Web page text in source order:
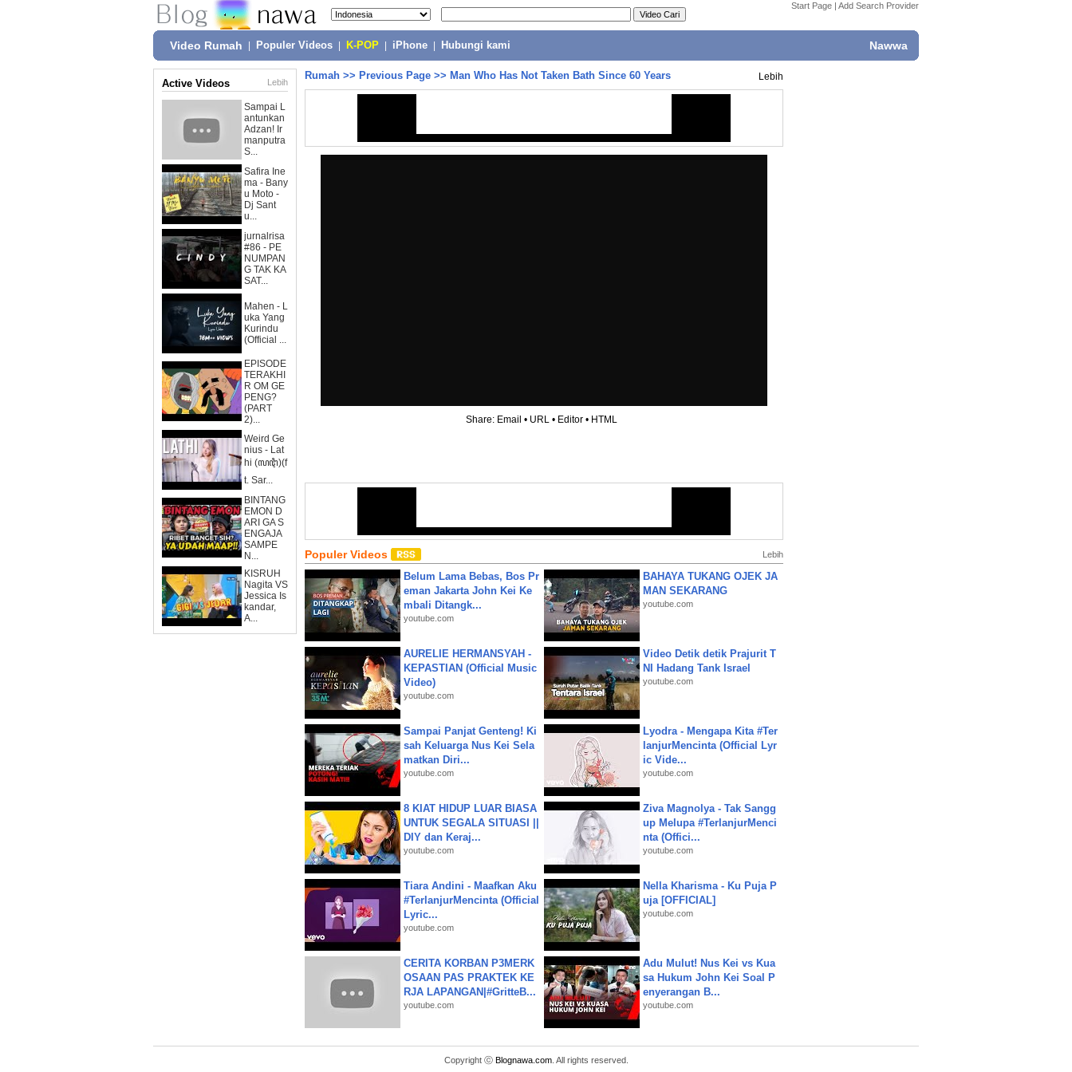
Start Page | Add Search Provider
Video Rumah Populer Videos K-POP iPhone Hubungi kami Nawwa
Active Videos Lebih
Sampai L
antunkan
Adzan! Ir
manputra
S...
Safira Ine
ma - Bany
u Moto -
Dj Sant
u...
jurnalrisa
#86 - PE
NUMPAN
G TAK KA
SAT...
Mahen - L
uka Yang
Kurindu
(Official ...
EPISODE
TERAKHI
R OM GE
PENG?
(PART
2)...
Weird Ge
nius - Lat
hi (ꦭꦛꦶ)(f
t. Sar...
BINTANG
EMON D
ARI GA S
ENGAJA
SAMPE
N...
KISRUH
Nagita VS
Jessica Is
kandar,
A...
Rumah >> Previous Page >> Man Who Has Not Taken Bath Since 60 Years Lebih
Share: Email • URL • Editor • HTML
Populer Videos Lebih
Belum Lama Bebas, Bos Pr
eman Jakarta John Kei Ke
mbali Ditangk...
youtube.com
BAHAYA TUKANG OJEK JA
MAN SEKARANG
youtube.com
AURELIE HERMANSYAH -
KEPASTIAN (Official Music
Video)
youtube.com
Video Detik detik Prajurit T
NI Hadang Tank Israel
youtube.com
Sampai Panjat Genteng! Ki
sah Keluarga Nus Kei Sela
matkan Diri...
youtube.com
Lyodra - Mengapa Kita #Ter
lanjurMencinta (Official Lyr
ic Vide...
youtube.com
8 KIAT HIDUP LUAR BIASA
UNTUK SEGALA SITUASI ||
DIY dan Keraj...
youtube.com
Ziva Magnolya - Tak Sangg
up Melupa #TerlanjurMenci
nta (Offici...
youtube.com
Tiara Andini - Maafkan Aku
#TerlanjurMencinta (Official
Lyric...
youtube.com
Nella Kharisma - Ku Puja P
uja [OFFICIAL]
youtube.com
CERITA KORBAN P3MERK
OSAAN PAS PRAKTEK KE
RJA LAPANGAN|#GritteB...
youtube.com
Adu Mulut! Nus Kei vs Kua
sa Hukum John Kei Soal P
enyerangan B...
youtube.com
Copyright ⓒ Blognawa.com. All rights reserved.